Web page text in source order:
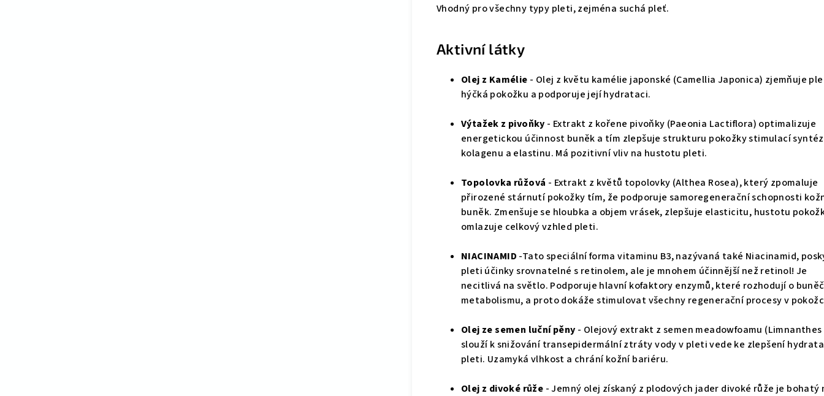
Vhodný pro všechny typy pleti, zejména suchá pleť.
Aktivní látky
Olej z Kamélie - Olej z květu kamélie japonské (Camellia Japonica) zjemňuje
hýčká pokožku a podporuje její hydrataci.
Výtažek z pivoňky - Extrakt z kořene pivoňky (Paeonia Lactiflora) optimalizuje
energetickou účinnost buněk a tím zlepšuje strukturu pokožky stimulací
kolagenu a elastinu. Má pozitivní vliv na hustotu pleti.
Topolovka růžová - Extrakt z květů topolovky (Althea Rosea), který zpomaluje
přirozené stárnutí pokožky tím, že podporuje samoregenerační schopnosti
buněk. Zmenšuje se hloubka a objem vrásek, zlepšuje elasticitu, hustotu
omlazuje celkový vzhled pleti.
NIACINAMID -Tato speciální forma vitaminu B3, nazývaná také Niacinamid,
pleti účinky srovnatelné s retinolem, ale je mnohem účinnější než retinol! Je
necitlivá na světlo. Podporuje hlavní kofaktory enzymů, které rozhodují o
metabolismu, a proto dokáže stimulovat všechny regenerační procesy v
Olej ze semen luční pěny - Olejový extrakt z semen meadowfoamu
slouží k snižování transepidermální ztráty vody v pleti vede ke zlepšení
pleti. Uzamyká vlhkost a chrání kožní bariéru.
Olej z divoké růže - Jemný olej získaný z plodových jader divoké růže je bohatý